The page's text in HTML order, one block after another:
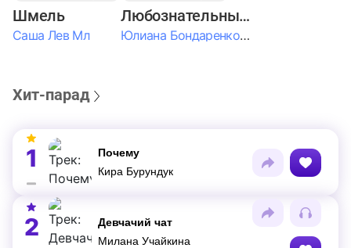
Шмель
Саша Лев Мл
Любознательные Дети
Юлиана Бондаренко & Амелия Колпакова & Егор Егоров & Валерия Шевченко & Ксюша Косичкина
Хит-парад
1
Почему
Кира Бурундук
2
Девчачий чат
Милана Учайкина